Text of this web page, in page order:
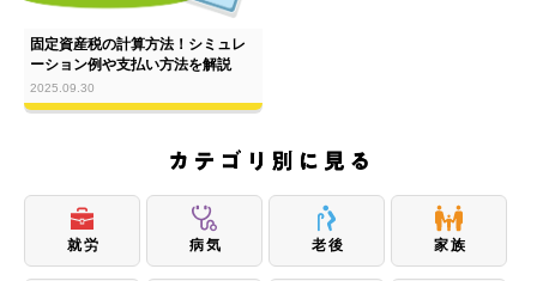
固定資産税の計算方法！シミュレ
ーション例や支払い方法を解説
2025.09.30
就労 病気 老後 家族